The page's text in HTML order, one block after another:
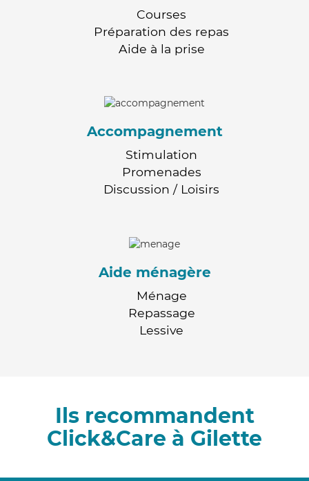
Courses
Préparation des repas
Aide à la prise
Accompagnement
Stimulation
Promenades
Discussion / Loisirs
Aide ménagère
Ménage
Repassage
Lessive
Ils recommandent
Click&Care à Gilette